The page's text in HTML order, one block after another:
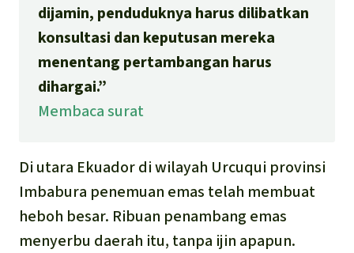
dijamin, penduduknya harus dilibatkan
konsultasi dan keputusan mereka
menentang pertambangan harus
dihargai.”
Membaca surat
Di utara Ekuador di wilayah Urcuqui provinsi
Imbabura penemuan emas telah membuat
heboh besar. Ribuan penambang emas
menyerbu daerah itu, tanpa ijin apapun.